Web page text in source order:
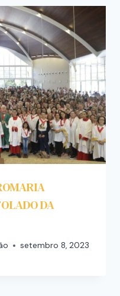
DA
setembro 8, 2023